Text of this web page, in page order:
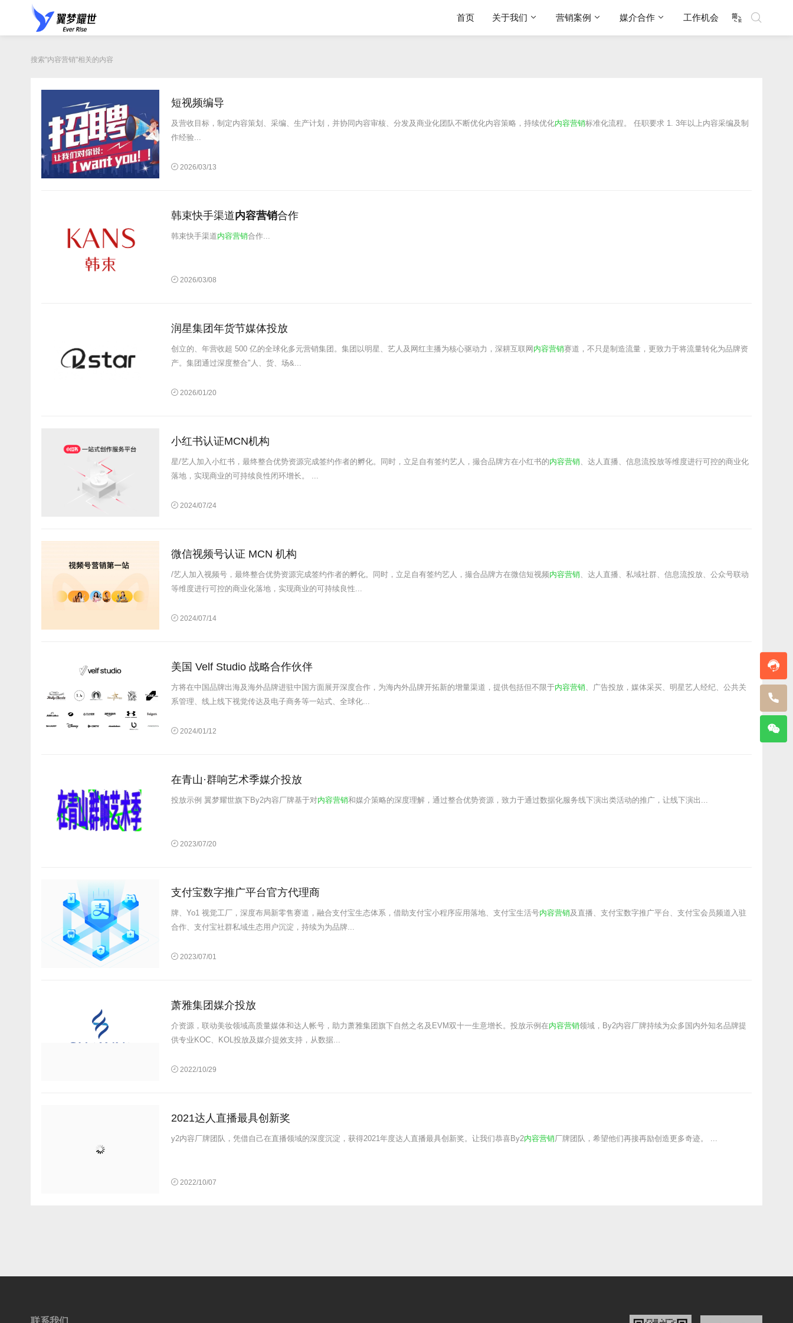
首页 关于我们 营销案例 媒介合作 工作机会
搜索"内容营销"相关的内容
短视频编导
及营收目标，制定内容策划、采编、生产计划，并协同内容审核、分发及商业化团队不断优化内容策略，持续优化内容营销标准化流程。 任职要求 1. 3年以上内容采编及制
作经验...
2026/03/13
韩束快手渠道内容营销合作
韩束快手渠道内容营销合作...
2026/03/08
润星集团年货节媒体投放
创立的、年营收超 500 亿的全球化多元营销集团。集团以明星、艺人及网红主播为核心驱动力，深耕互联网 内容营销赛道，不只是制造流量，更致力于将流量转化为品牌资
产。集团通过深度整合"人、货、场&...
2026/01/20
小红书认证MCN机构
星/艺人加入小红书，最终整合优势资源完成签约作者的孵化。同时，立足自有签约艺人，撮合品牌方在小红书的内容营销、达人直播、信息流投放等维度进行可控的商业化
落地，实现商业的可持续良性闭环增长。 ...
2024/07/24
微信视频号认证 MCN 机构
/艺人加入视频号，最终整合优势资源完成签约作者的孵化。同时，立足自有签约艺人，撮合品牌方在微信短视频内容营销、达人直播、私域社群、信息流投放、公众号联动
等维度进行可控的商业化落地，实现商业的可持续良性...
2024/07/14
美国 Velf Studio 战略合作伙伴
方将在中国品牌出海及海外品牌进驻中国方面展开深度合作，为海内外品牌开拓新的增量渠道，提供包括但不限于内容营销、广告投放，媒体采买、明星艺人经纪、公共关
系管理、线上线下视觉传达及电子商务等一站式、全球化...
2024/01/12
在青山·群响艺术季媒介投放
投放示例 翼梦耀世旗下By2内容厂牌基于对内容营销和媒介策略的深度理解，通过整合优势资源，致力于通过数据化服务线下演出类活动的推广，让线下演出...
2023/07/20
支付宝数字推广平台官方代理商
牌、Yo1 视觉工厂，深度布局新零售赛道，融合支付宝生态体系，借助支付宝小程序应用落地、支付宝生活号内容营销及直播、支付宝数字推广平台、支付宝会员频道入驻
合作、支付宝社群私域生态用户沉淀，持续为为品牌...
2023/07/01
萧雅集团媒介投放
介资源，联动美妆领域高质量媒体和达人帐号，助力萧雅集团旗下自然之名及EVM双十一生意增长。投放示例在内容营销领域，By2内容厂牌持续为众多国内外知名品牌提
供专业KOC、KOL投放及媒介提效支持，从数据...
2022/10/29
2021达人直播最具创新奖
y2内容厂牌团队，凭借自己在直播领域的深度沉淀，获得2021年度达人直播最具创新奖。让我们恭喜By2内容营销厂牌团队，希望他们再接再励创造更多奇迹。 ...
2022/10/07